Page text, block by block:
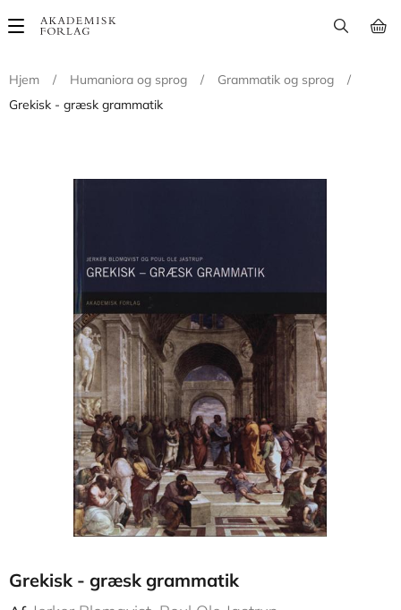
Main
Hjem
/ Humaniora og sprog / Grammatik og sprog
/
Grekisk - græsk grammatik
Grekisk - græsk grammatik